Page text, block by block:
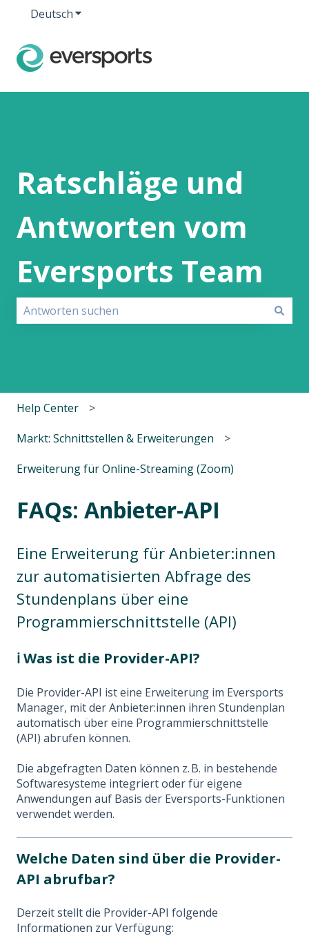
DeutschUntermenü für Übersetzungen anzeigen
Ratschläge und
Antworten vom
Eversports Team
Help Center
Markt: Schnittstellen & Erweiterungen
Erweiterung für Online-Streaming (Zoom)
FAQs: Anbieter-API
Eine Erweiterung für Anbieter:innen
zur automatisierten Abfrage des
Stundenplans über eine
Programmierschnittstelle (API)
ℹ️Was ist die Provider-API?
Die Provider-API ist eine Erweiterung im Eversports
Manager, mit der Anbieter:innen ihren Stundenplan
automatisch über eine Programmierschnittstelle
(API) abrufen können.
Die abgefragten Daten können z. B. in bestehende
Softwaresysteme integriert oder für eigene
Anwendungen auf Basis der Eversports-Funktionen
verwendet werden.
Welche Daten sind über die Provider-
API abrufbar?
Derzeit stellt die Provider-API folgende
Informationen zur Verfügung: